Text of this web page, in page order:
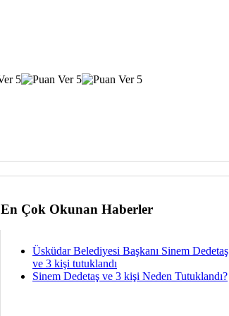
En Çok Okunan Haberler
Üsküdar Belediyesi Başkanı Sinem Dedetaş
ve 3 kişi tutuklandı
Sinem Dedetaş ve 3 kişi Neden Tutuklandı?